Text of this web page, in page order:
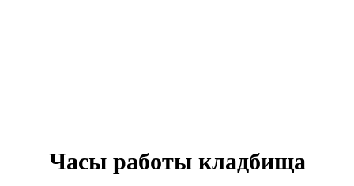
Часы работы кладбища